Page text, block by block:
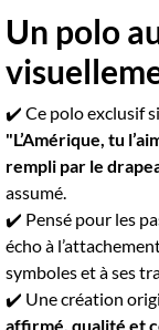
Un polo
✔️ Ce polo exclusif
"L’Amérique, tu
rempli par le
assumé.
✔️ Pensé pour les
écho à
symboles et à ses
✔️ Une création
affirmé, qualité et